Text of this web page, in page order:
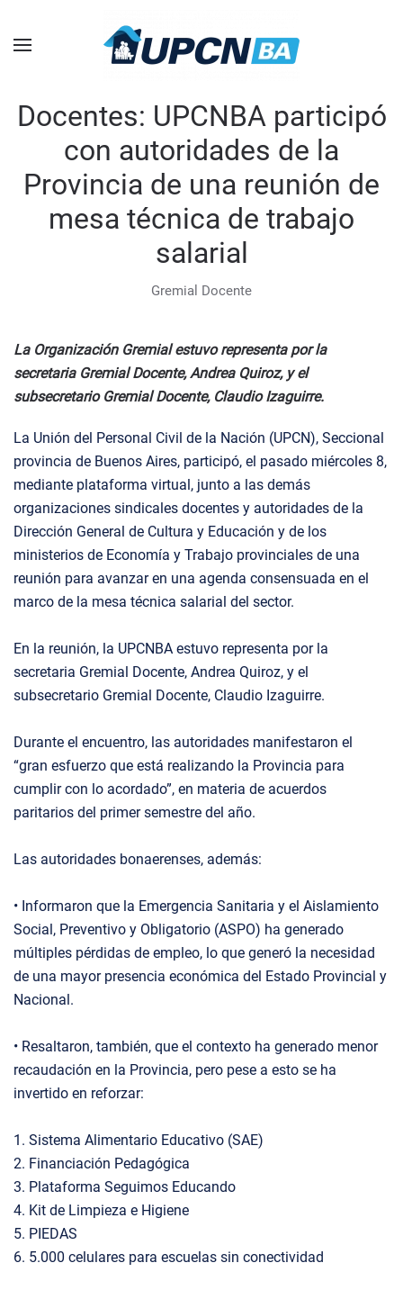
Skip to main content
Docentes: UPCNBA participó
con autoridades de la
Provincia de una reunión de
mesa técnica de trabajo
salarial
Gremial Docente
La Organización Gremial estuvo representa por la
secretaria Gremial Docente, Andrea Quiroz, y el
subsecretario Gremial Docente, Claudio Izaguirre.
La Unión del Personal Civil de la Nación (UPCN), Seccional
provincia de Buenos Aires, participó, el pasado miércoles 8,
mediante plataforma virtual, junto a las demás
organizaciones sindicales docentes y autoridades de la
Dirección General de Cultura y Educación y de los
ministerios de Economía y Trabajo provinciales de una
reunión para avanzar en una agenda consensuada en el
marco de la mesa técnica salarial del sector.
En la reunión, la UPCNBA estuvo representa por la
secretaria Gremial Docente, Andrea Quiroz, y el
subsecretario Gremial Docente, Claudio Izaguirre.
Durante el encuentro, las autoridades manifestaron el
“gran esfuerzo que está realizando la Provincia para
cumplir con lo acordado”, en materia de acuerdos
paritarios del primer semestre del año.
Las autoridades bonaerenses, además:
• Informaron que la Emergencia Sanitaria y el Aislamiento
Social, Preventivo y Obligatorio (ASPO) ha generado
múltiples pérdidas de empleo, lo que generó la necesidad
de una mayor presencia económica del Estado Provincial y
Nacional.
• Resaltaron, también, que el contexto ha generado menor
recaudación en la Provincia, pero pese a esto se ha
invertido en reforzar:
1. Sistema Alimentario Educativo (SAE)
2. Financiación Pedagógica
3. Plataforma Seguimos Educando
4. Kit de Limpieza e Higiene
5. PIEDAS
6. 5.000 celulares para escuelas sin conectividad